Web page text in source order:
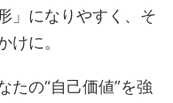
」になりやすく、そ
けに。
たの“自己価値”を強